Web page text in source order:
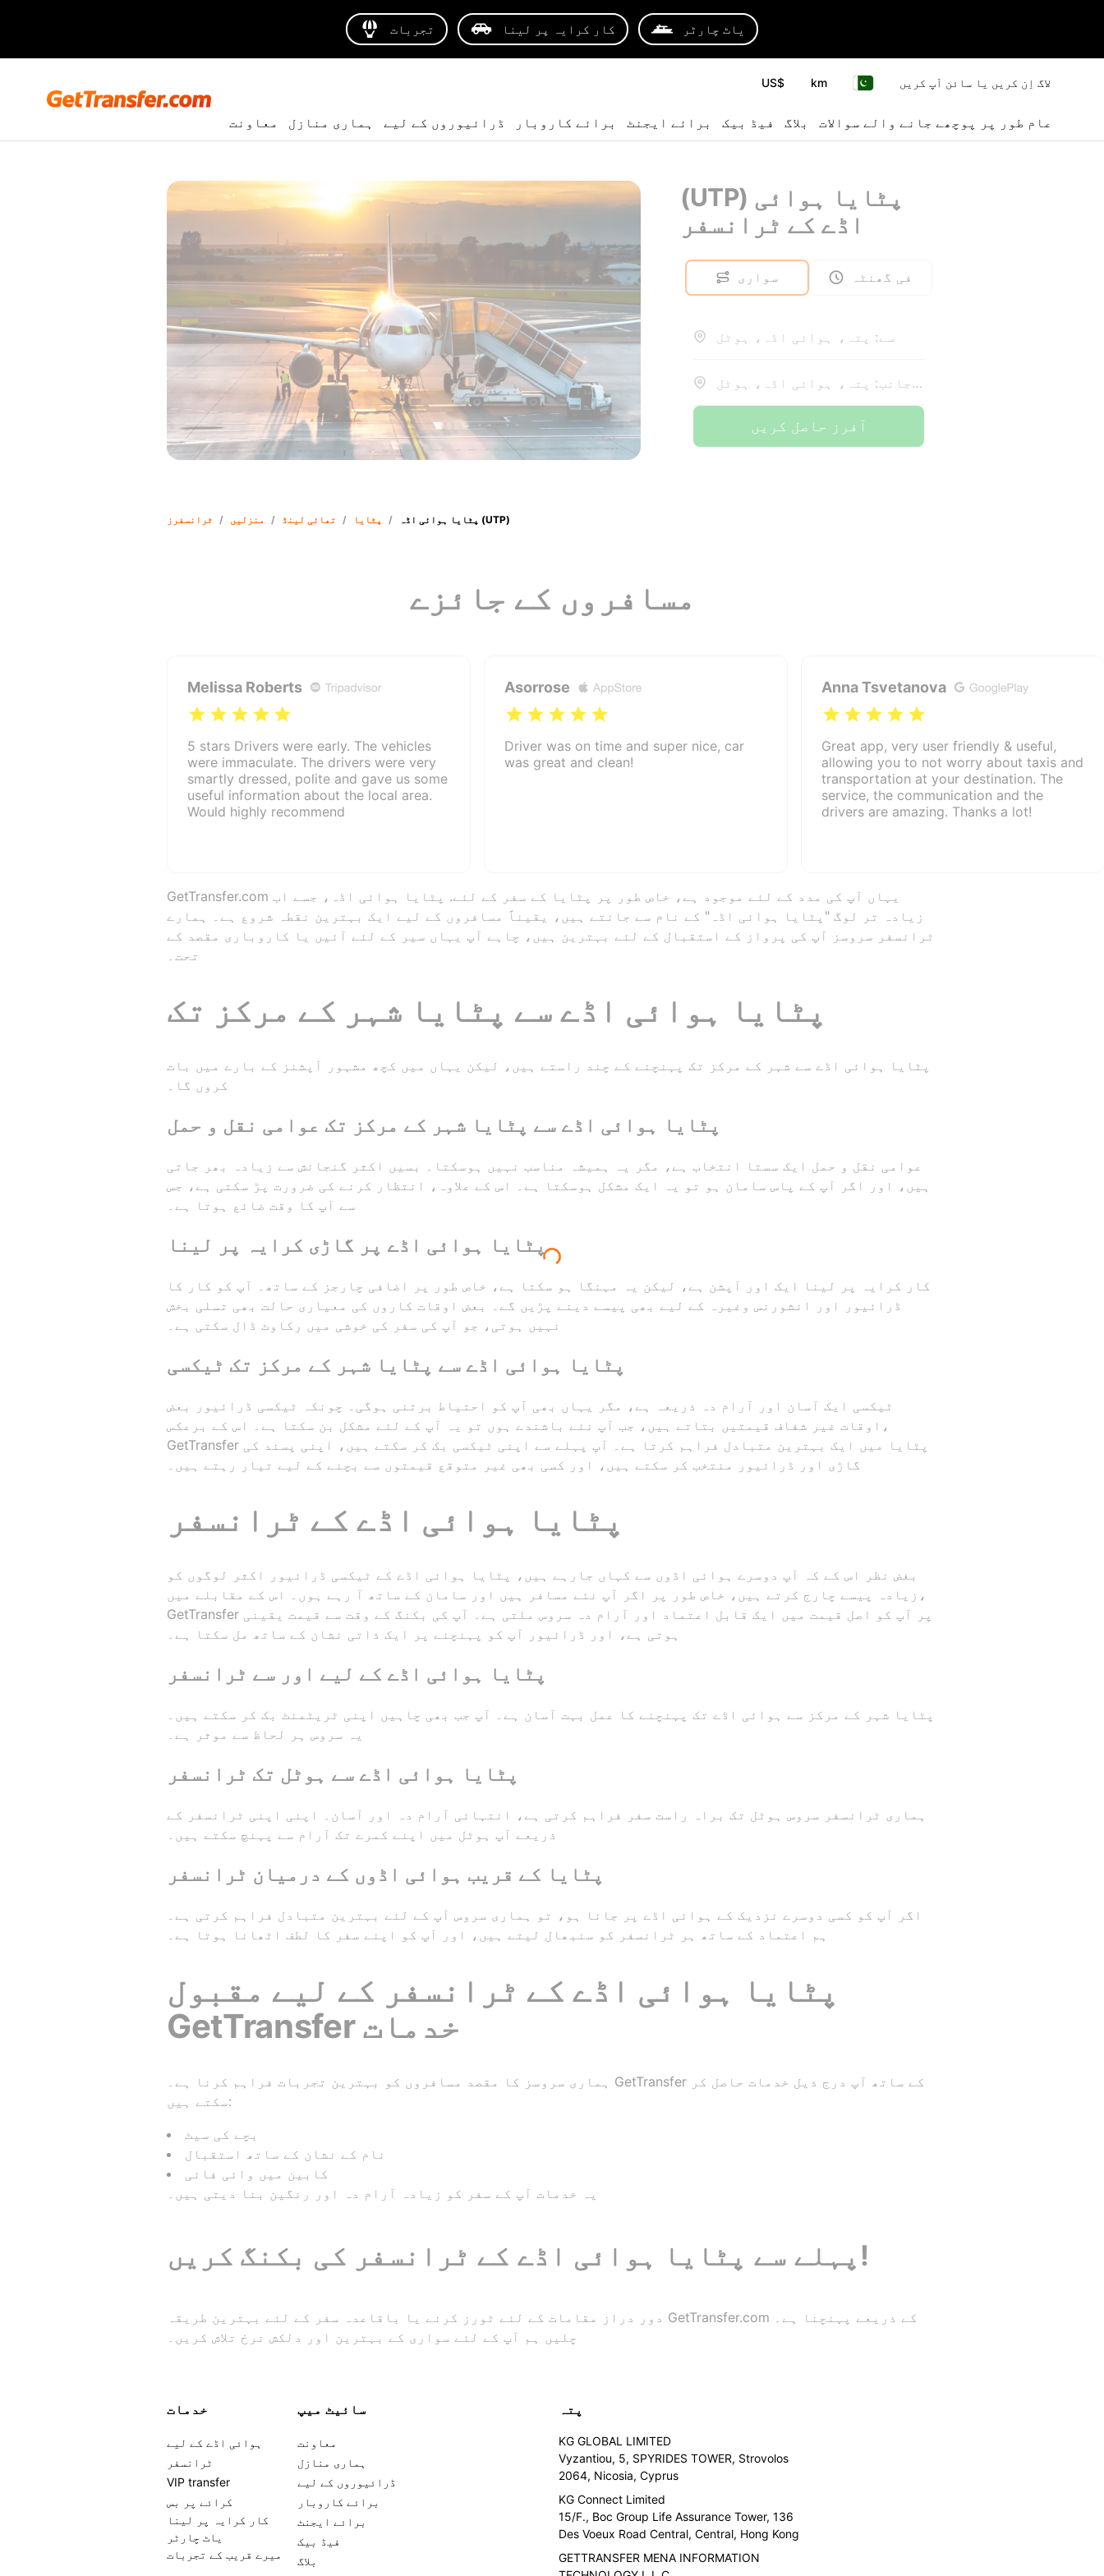
تجربات کار کرایہ پر لینا یاٹ چارٹر
US$ km لاگ اِن کریں یا سائن اَپ کریں
معاونت ہماری منازل ڈرائیوروں کے لیے برائے کاروبار برائے ایجنٹ فیڈ بیک بلاگ عام طور پر پوچھے جانے والے سوالات
(UTP) پٹایا ہوائی
اڈے کے ٹرانسفر
سواری فی گھنٹہ
سے: پتہ، ہوائی اڈہ، ہوٹل
کی جانب: پتہ، ہوائی اڈہ، ہوٹل
آفرز حاصل کریں
ٹرانسفرز / منزلیں / تھائی لینڈ / پٹایا / پٹایا ہوائی اڈہ (UTP)
مسافروں کے جائزے
Melissa Roberts
5 stars Drivers were early. The vehicles
were immaculate. The drivers were very
smartly dressed, polite and gave us some
useful information about the local area.
Would highly recommend
Asorrose
Driver was on time and super nice, car
was great and clean!
Anna Tsvetanova
Great app, very user friendly & useful,
allowing you to not worry about taxis and
transportation at your destination. The
service, the communication and the
drivers are amazing. Thanks a lot!
GetTransfer.com یہاں آپ کی مدد کے لئے موجود ہے، خاص طور پر پٹایا کے سفر کے لئے. پٹایا ہوائی اڈہ، جسے اب
زیادہ تر لوگ "پٹایا ہوائی اڈہ" کے نام سے جانتے ہیں، یقیناً مسافروں کے لیے ایک بہترین نقطہ شروع ہے۔ ہمارے
ٹرانسفر سروسز آپ کی پرواز کے استقبال کے لئے بہترین ہیں، چاہے آپ یہاں سیر کے لئے آئیں یا کاروباری مقصد کے
تحت۔
پٹایا ہوائی اڈے سے پٹایا شہر کے مرکز تک
پٹایا ہوائی اڈے سے شہر کے مرکز تک پہنچنے کے چند راستے ہیں، لیکن یہاں میں کچھ مشہور آپشنز کے بارے میں بات
کروں گا۔
پٹایا ہوائی اڈے سے پٹایا شہر کے مرکز تک عوامی نقل و حمل
عوامی نقل و حمل ایک سستا انتخاب ہے، مگر یہ ہمیشہ مناسب نہیں ہوسکتا۔ بسیں اکثر گنجائش سے زیادہ بھر جاتی
ہیں، اور اگر آپ کے پاس سامان ہو تو یہ ایک مشکل ہوسکتا ہے۔ اس کے علاوہ، انتظار کرنے کی ضرورت پڑ سکتی ہے، جس
سے آپ کا وقت ضائع ہوتا ہے۔
پٹایا ہوائی اڈے پر گاڑی کرایہ پر لینا
کار کرایہ پر لینا ایک اور آپشن ہے، لیکن یہ مہنگا ہو سکتا ہے، خاص طور پر اضافی چارجز کے ساتھ۔ آپ کو کار کا
ڈرائیور اور انشورنس وغیرہ کے لیے بھی پیسے دینے پڑیں گے۔ بعض اوقات کاروں کی معیاری حالت بھی تسلی بخش
نہیں ہوتی، جو آپ کی سفر کی خوشی میں رکاوٹ ڈال سکتی ہے۔
پٹایا ہوائی اڈے سے پٹایا شہر کے مرکز تک ٹیکسی
ٹیکسی ایک آسان اور آرام دہ ذریعہ ہے، مگر یہاں بھی آپ کو احتیاط برتنی ہوگی۔ چونکہ ٹیکسی ڈرائیور بعض
اوقات غیر شفاف قیمتیں بتاتے ہیں، جب آپ نئے باشندے ہوں تو یہ آپ کے لئے مشکل بن سکتا ہے۔ اس کے برعکس،
GetTransfer پٹایا میں ایک بہترین متبادل فراہم کرتا ہے۔ آپ پہلے سے اپنی ٹیکسی بک کر سکتے ہیں، اپنی پسند کی
گاڑی اور ڈرائیور منتخب کر سکتے ہیں، اور کسی بھی غیر متوقع قیمتوں سے بچنے کے لیے تیار رہتے ہیں۔
پٹایا ہوائی اڈے کے ٹرانسفر
بغض نظر اس کے کہ آپ دوسرے ہوائی اڈوں سے کہاں جارہے ہیں، پٹایا ہوائی اڈے کے ٹیکسی ڈرائیور اکثر لوگوں کو
زیادہ پیسے چارج کرتے ہیں، خاص طور پر اگر آپ نئے مسافر ہیں اور سامان کے ساتھ آ رہے ہوں۔ اس کے مقابلے میں،
GetTransfer پر آپ کو اصل قیمت میں ایک قابل اعتماد اور آرام دہ سروس ملتی ہے۔ آپ کی بکنگ کے وقت سے قیمت یقینی
ہوتی ہے، اور ڈرائیور آپ کو پہنچنے پر ایک ذاتی نشان کے ساتھ مل سکتا ہے۔
پٹایا ہوائی اڈے کے لیے اور سے ٹرانسفر
پٹایا شہر کے مرکز سے ہوائی اڈے تک پہنچنے کا عمل بہت آسان ہے۔ آپ جب بھی چاہیں اپنی ٹریٹمنٹ بک کر سکتے ہیں۔
یہ سروس ہر لحاظ سے موثر ہے۔
پٹایا ہوائی اڈے سے ہوٹل تک ٹرانسفر
ہماری ٹرانسفر سروس ہوٹل تک براہ راست سفر فراہم کرتی ہے، انتہائی آرام دہ اور آسان۔ اپنی اپنی ٹرانسفر کے
ذریعے آپ ہوٹل میں اپنے کمرے تک آرام سے پہنچ سکتے ہیں۔
پٹایا کے قریب ہوائی اڈوں کے درمیان ٹرانسفر
اگر آپ کو کسی دوسرے نزدیک کے ہوائی اڈے پر جانا ہو، تو ہماری سروس آپ کے لئے بہترین متبادل فراہم کرتی ہے۔
ہم اعتماد کے ساتھ ہر ٹرانسفر کو سنبھال لیتے ہیں، اور آپ کو اپنے سفر کا لطف اٹھانا ہوتا ہے۔
پٹایا ہوائی اڈے کے ٹرانسفر کے لیے مقبول
GetTransfer خدمات
ہماری سروسز کا مقصد مسافروں کو بہترین تجربات فراہم کرنا ہے۔ GetTransfer کے ساتھ آپ درج ذیل خدمات حاصل کر
سکتے ہیں:
بچے کی سیٹ
نام کے نشان کے ساتھ استقبال
کابین میں وائی فائی
یہ خدمات آپ کے سفر کو زیادہ آرام دہ اور رنگین بنا دیتی ہیں۔
پہلے سے پٹایا ہوائی اڈے کے ٹرانسفر کی بکنگ کریں!
دور دراز مقامات کے لئے ٹورز کرنے یا باقاعدہ سفر کے لئے بہترین طریقہ GetTransfer.com کے ذریعے پہنچنا ہے۔
چلیں ہم آپ کے لئے سواری کے بہترین اور دلکش نرخ تلاش کریں۔
خدمات
ہوائی اڈے کے لیے
ٹرانسفر
VIP transfer
کرائے پر بس
کار کرایہ پر لینا
یاٹ چارٹر
میرے قریب کے تجربات
سائیٹ میپ
معاونت
ہماری منازل
ڈرائیوروں کے لیے
برائے کاروبار
برائے ایجنٹ
فیڈ بیک
بلاگ
پتہ
KG GLOBAL LIMITED
Vyzantiou, 5, SPYRIDES TOWER, Strovolos
2064, Nicosia, Cyprus
KG Connect Limited
15/F., Boc Group Life Assurance Tower, 136
Des Voeux Road Central, Central, Hong Kong
GETTRANSFER MENA INFORMATION